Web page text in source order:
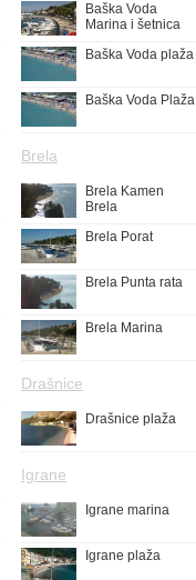
Baška Voda
Marina i šetnica
Baška Voda plaža
Baška Voda Plaža
Brela
Brela Kamen
Brela
Brela Porat
Brela Punta rata
Brela Marina
Drašnice
Drašnice plaža
Igrane
Igrane marina
Igrane plaža